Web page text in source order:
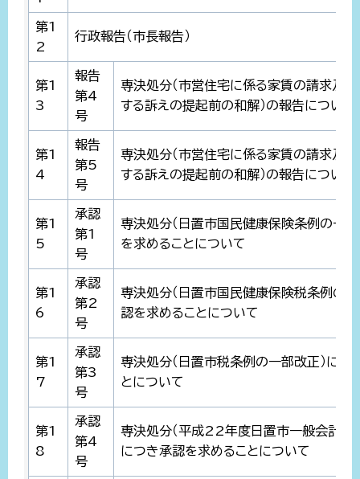
第1
2
行政報告（市長報告）
第1
3
報告
第4
号
専決処分（市営住宅に係る家賃の請求及
する訴えの提起前の和解）の報告について
第1
4
報告
第5
号
専決処分（市営住宅に係る家賃の請求及
する訴えの提起前の和解）の報告について
第1
5
承認
第1
号
専決処分（日置市国民健康保険条例の一
を求めることについて
第1
6
承認
第2
号
専決処分（日置市国民健康保険税条例の
認を求めることについて
第1
7
承認
第3
号
専決処分（日置市税条例の一部改正）につ
とについて
第1
8
承認
第4
号
専決処分（平成22年度日置市一般会計補正
につき承認を求めることについて